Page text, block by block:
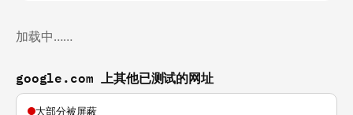
加载中……
google.com 上其他已测试的网址
大部分被屏蔽